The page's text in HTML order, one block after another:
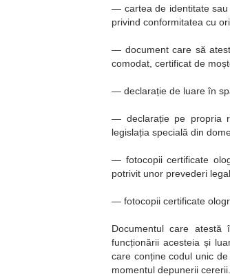
— cartea de identitate sau
privind conformitatea cu
— document care să
comodat, certificat de
— declarație de luare în
— declarație pe propria
legislația specială din
— fotocopii certificate
potrivit unor prevederi
— fotocopii certificate
Documentul care atestă
funcționării acesteia și
care conține codul unic
momentul depunerii cererii.